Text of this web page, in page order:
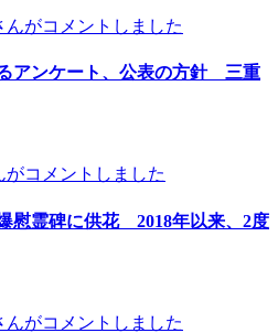
んがコメントしました
アンケート、公表の方針 三重
がコメントしました
慰霊碑に供花 2018年以来、2度
んがコメントしました